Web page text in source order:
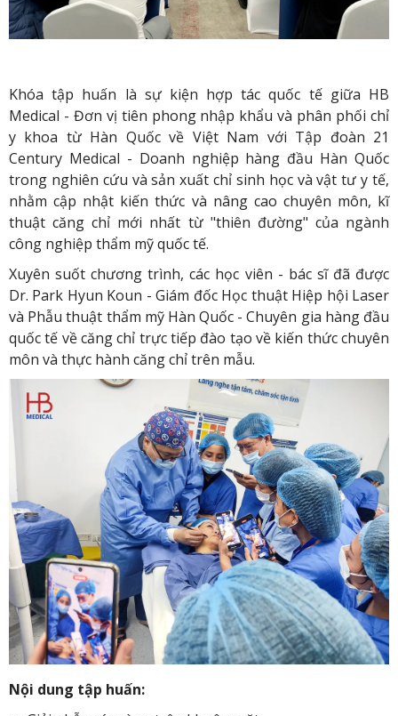
Khóa tập huấn là sự kiện hợp tác quốc tế giữa HB
Medical - Đơn vị tiên phong nhập khẩu và phân phối chỉ
y khoa từ Hàn Quốc về Việt Nam với Tập đoàn 21
Century Medical - Doanh nghiệp hàng đầu Hàn Quốc
trong nghiên cứu và sản xuất chỉ sinh học và vật tư y tế,
nhằm cập nhật kiến thức và nâng cao chuyên môn, kĩ
thuật căng chỉ mới nhất từ "thiên đường" của ngành
công nghiệp thẩm mỹ quốc tế.
Xuyên suốt chương trình, các học viên - bác sĩ đã được
Dr. Park Hyun Koun - Giám đốc Học thuật Hiệp hội Laser
và Phẫu thuật thẩm mỹ Hàn Quốc - Chuyên gia hàng đầu
quốc tế về căng chỉ trực tiếp đào tạo về kiến thức chuyên
môn và thực hành căng chỉ trên mẫu.
Nội dung tập huấn: